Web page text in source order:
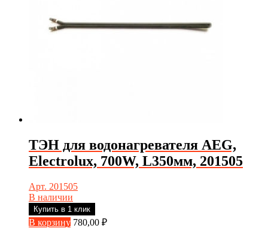
ТЭН для водонагревателя AEG,
Electrolux, 700W, L350мм, 201505
Арт. 201505
В наличии
Купить в 1 клик
В корзину 780,00 ₽